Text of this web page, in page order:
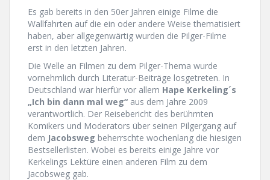
Es gab bereits in den 50er Jahren einige Filme die
Wallfahrten auf die ein oder andere Weise thematisiert
haben, aber allgegenwärtig wurden die Pilger-Filme
erst in den letzten Jahren.
Die Welle an Filmen zu dem Pilger-Thema wurde
vornehmlich durch Literatur-Beiträge losgetreten. In
Deutschland war hierfür vor allem Hape Kerkeling´s
„Ich bin dann mal weg“ aus dem Jahre 2009
verantwortlich. Der Reisebericht des berühmten
Komikers und Moderators über seinen Pilgergang auf
dem Jacobsweg beherrschte wochenlang die hiesigen
Bestsellerlisten. Wobei es bereits einige Jahre vor
Kerkelings Lektüre einen anderen Film zu dem
Jacobsweg gab.